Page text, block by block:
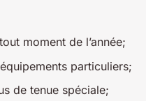
moment de l’année;
particuliers;
de tenue spéciale;